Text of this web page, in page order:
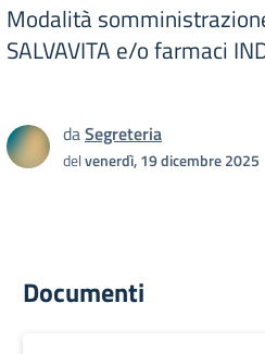
Modalità
SALVAVITA e/o farmaci
daSegreteria
delvenerdì, 19 dicembre 2025
Documenti